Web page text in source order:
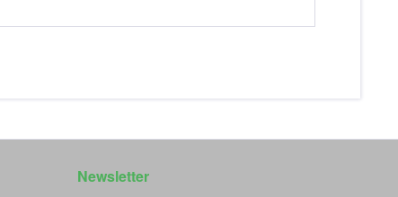
Newsletter